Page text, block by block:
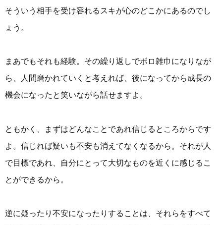
そういう相手を受け容れるスキが心のどこかにあるのでし
ょう。
まあでもそれも経験。その繰り返しでボロ雑巾になりなが
ら、人間磨かれていくと考えれば、後になってから成長の
機会になったと笑いながら話せますよ。
ともかく、まずはどんなことであれ信じるところからです
よ。信じれば疑いも不安も消えてなくなるから。それが人
で目標であれ、自分にとって大切なものを近くに感じるこ
とができるから。
逆に疑ったり不安になったりすることは、それらをすべて